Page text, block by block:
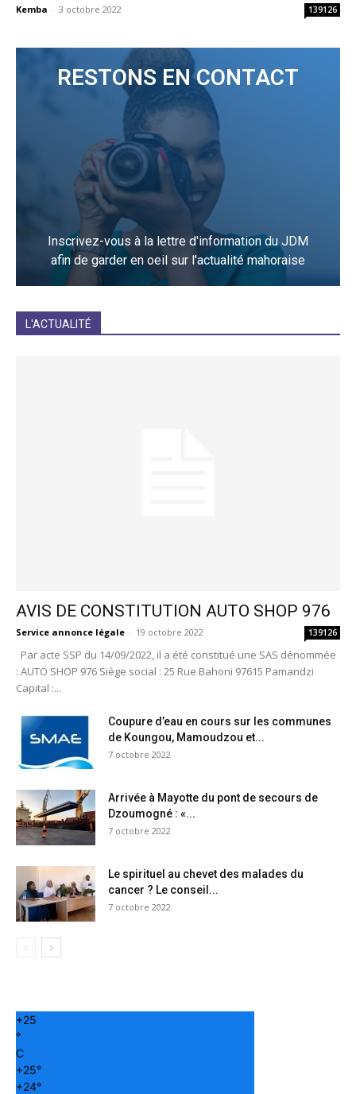
Kemba - 3 octobre 2022 139126
RESTONS EN CONTACT
Inscrivez-vous à la lettre d'information du JDM
afin de garder en oeil sur l'actualité mahoraise
L'ACTUALITÉ
AVIS DE CONSTITUTION AUTO SHOP 976
Service annonce légale - 19 octobre 2022 139126
Par acte SSP du 14/09/2022, il a été constitué une SAS dénommée
: AUTO SHOP 976 Siège social : 25 Rue Bahoni 97615 Pamandzi
Capital :...
Coupure d’eau en cours sur les communes
de Koungou, Mamoudzou et...
7 octobre 2022
Arrivée à Mayotte du pont de secours de
Dzoumogné : «...
7 octobre 2022
Le spirituel au chevet des malades du
cancer ? Le conseil...
7 octobre 2022
+25
°
C
+25°
+24°